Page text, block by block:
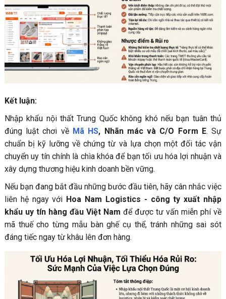
Kết luận:
Nhập khẩu nội thất Trung Quốc không khó nếu bạn tuân thủ
đúng luật chơi về Mã HS, Nhãn mác và C/O Form E. Sự
chuẩn bị kỹ lưỡng về chứng từ và lựa chọn một đối tác vận
chuyển uy tín chính là chìa khóa để bạn tối ưu hóa lợi nhuận và
xây dựng thương hiệu kinh doanh bền vững.
Nếu bạn đang bắt đầu những bước đầu tiên, hãy cân nhắc việc
liên hệ ngay với Hoa Nam Logistics - công ty xuất nhập
khẩu uy tín hàng đầu Việt Nam để được tư vấn miễn phí về
mã thuế cho từng mẫu bàn ghế cụ thể, tránh những sai sót
đáng tiếc ngay từ khâu lên đơn hàng.